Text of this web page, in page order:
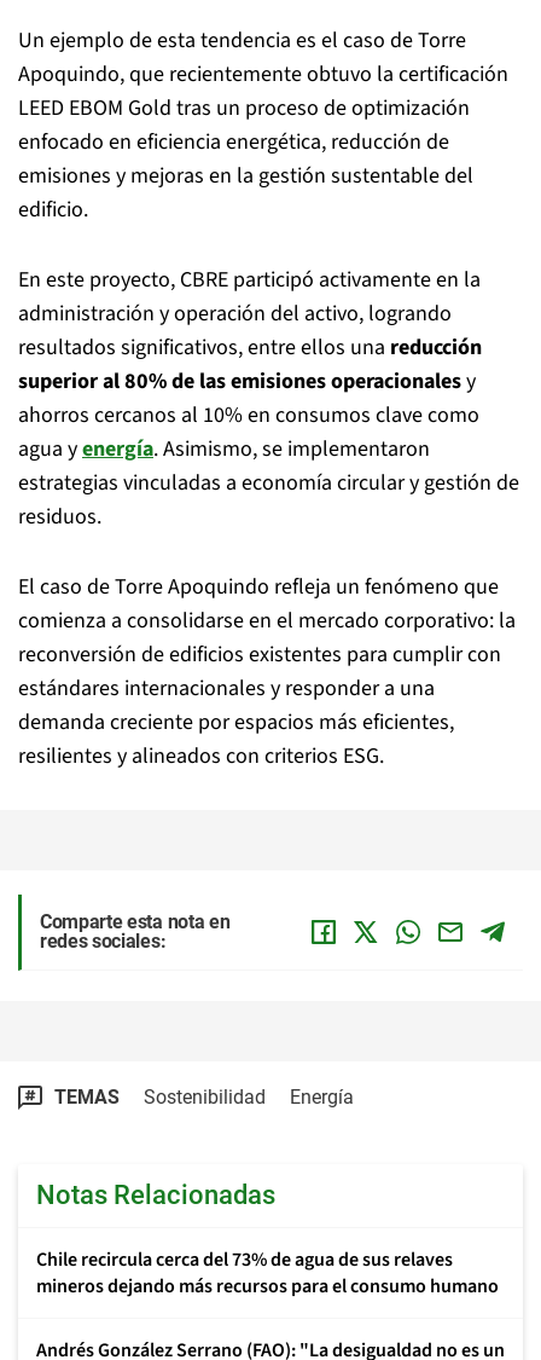
Un ejemplo de esta tendencia es el caso de Torre
Apoquindo, que recientemente obtuvo la certificación
LEED EBOM Gold tras un proceso de optimización
enfocado en eficiencia energética, reducción de
emisiones y mejoras en la gestión sustentable del
edificio.
En este proyecto, CBRE participó activamente en la
administración y operación del activo, logrando
resultados significativos, entre ellos una reducción
superior al 80% de las emisiones operacionalesy
ahorros cercanos al 10% en consumos clave como
agua yenergía. Asimismo, se implementaron
estrategias vinculadas a economía circular y gestión de
residuos.
El caso de Torre Apoquindo refleja un fenómeno que
comienza a consolidarse en el mercado corporativo: la
reconversión de edificios existentes para cumplir con
estándares internacionales y responder a una
demanda creciente por espacios más eficientes,
resilientes y alineados con criterios ESG.
Comparte esta nota en
redes sociales:
TEMAS Sostenibilidad Energía
Notas Relacionadas
Chile recircula cerca del 73% de agua de sus relaves
mineros dejando más recursos para el consumo humano
Andrés González Serrano (FAO): "La desigualdad no es un